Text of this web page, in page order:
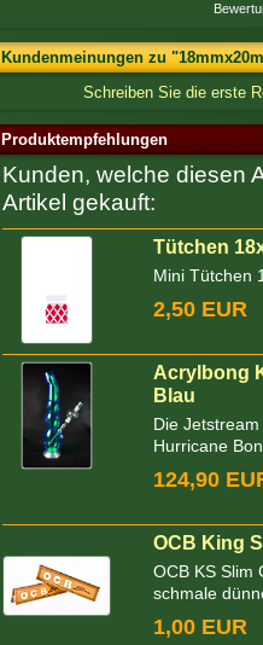
Kundenmeinungen zu
Schreiben Sie die erste
Produktempfehlungen
Kunden, welche diesen
Artikel gekauft:
Tütchen
Mini Tütchen
2,50 EUR
Acrylbong
Blau
Die
Hurricane
124,90
OCB King
OCB KS Slim
schmale
1,00 EUR